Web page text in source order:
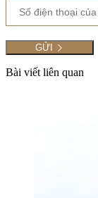
Bài viết liên quan